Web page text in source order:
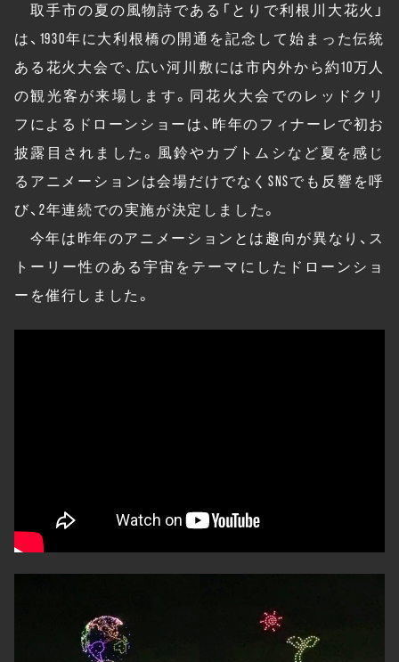
取手市の夏の風物詩である「とりで利根川大花火」
は、1930年に大利根橋の開通を記念して始まった伝統
ある花火大会で、広い河川敷には市内外から約10万人
の観光客が来場します。同花火大会でのレッドクリ
フによるドローンショーは、昨年のフィナーレで初お
披露目されました。風鈴やカブトムシなど夏を感じ
るアニメーションは会場だけでなくSNSでも反響を呼
び、2年連続での実施が決定しました。
今年は昨年のアニメーションとは趣向が異なり、ス
トーリー性のある宇宙をテーマにしたドローンショ
ーを催行しました。